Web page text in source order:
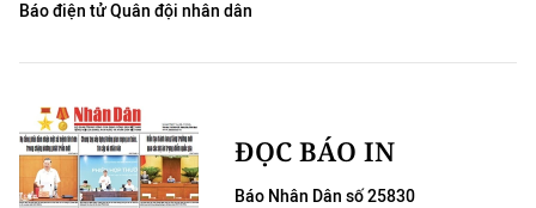
Báo điện tử Quân đội nhân dân
ĐỌC BÁO IN
Báo Nhân Dân số 25830